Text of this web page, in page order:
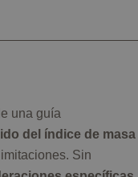
una guía
del índice de masa
Sin